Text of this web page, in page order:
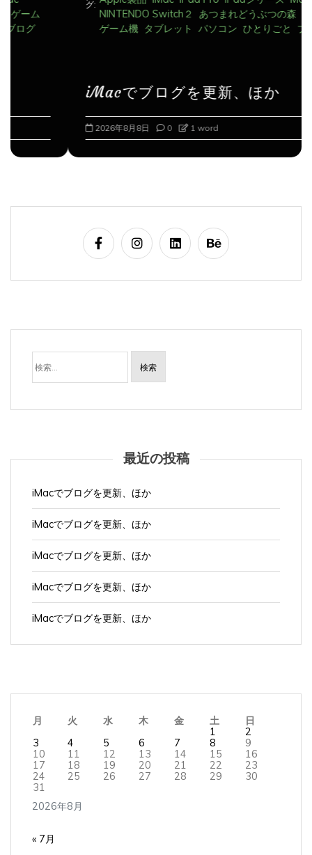
NINTENDO Switch２ あつまれどうぶつの森
ゲーム
タブレット パソコン ひとりごと ブログ
iMacでブログを更新、ほか
2026年8月8日
検
最近の投稿
iMacでブログを更新、ほか
iMacでブログを更新、ほか
iMacでブログを更新、ほか
iMacでブログを更新、ほか
iMacでブログを更新、ほか
2026年8月
月 火 水 木 金 土
日
1
2
3
4 5 6 7 8
9
10
11 12 13 14 15
16
17
18 19 20 21 22
23
24
25 26 27 28 29
30
31
« 7月